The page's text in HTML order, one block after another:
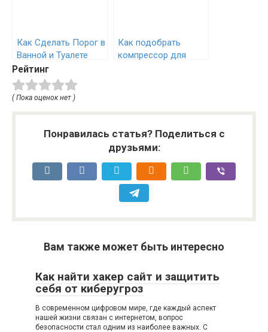
Как Сделать Порог в
Ванной и Туалете
пошаговая
инструкция
Как подобрать
компрессор для
Рейтинг
( Пока оценок нет )
Понравилась статья? Поделиться с
друзьями:
Вам также может быть интересно
Как найти хакер сайт и защитить
себя от киберугроз
В современном цифровом мире, где каждый аспект
нашей жизни связан с интернетом, вопрос
безопасности стал одним из наиболее важных. С